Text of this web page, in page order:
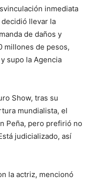
inmediata
llevar la
de daños y
millones de pesos,
supo la Agencia
Show, tras su
mundialista, el
Peña, pero prefirió no
judicializado, así
la actriz, mencionó